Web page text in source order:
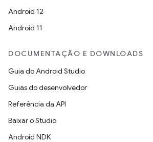
Android 12
Android 11
DOCUMENTAÇÃO E DOWNLOADS
Guia do Android Studio
Guias do desenvolvedor
Referência da API
Baixar o Studio
Android NDK